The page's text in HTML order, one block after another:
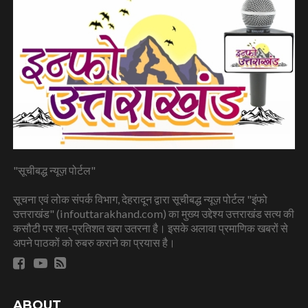
"सूचीबद्ध न्यूज़ पोर्टल"
सूचना एवं लोक संपर्क विभाग, देहरादून द्वारा सूचीबद्ध न्यूज़ पोर्टल "इंफो
उत्तराखंड" (infouttarakhand.com) का मुख्य उद्देश्य उत्तराखंड सत्य की
कसौटी पर शत-प्रतिशत खरा उतरना है। इसके अलावा प्रमाणिक खबरों से
अपने पाठकों को रुबरु कराने का प्रयास है।